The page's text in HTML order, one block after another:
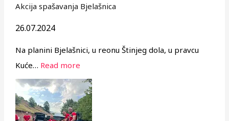
Akcija spašavanja Bjelašnica
26.07.2024
Na planini Bjelašnici, u reonu Štinjeg dola, u pravcu
Kuće… Read more